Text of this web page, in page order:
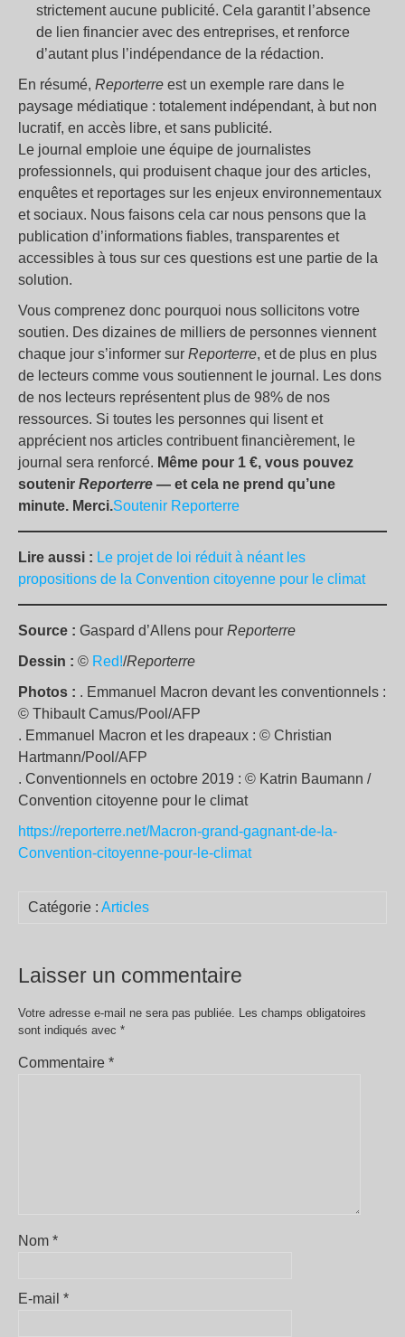
strictement aucune publicité. Cela garantit l’absence
de lien financier avec des entreprises, et renforce
d’autant plus l’indépendance de la rédaction.
En résumé, Reporterre est un exemple rare dans le
paysage médiatique : totalement indépendant, à but non
lucratif, en accès libre, et sans publicité.
Le journal emploie une équipe de journalistes
professionnels, qui produisent chaque jour des articles,
enquêtes et reportages sur les enjeux environnementaux
et sociaux. Nous faisons cela car nous pensons que la
publication d’informations fiables, transparentes et
accessibles à tous sur ces questions est une partie de la
solution.
Vous comprenez donc pourquoi nous sollicitons votre
soutien. Des dizaines de milliers de personnes viennent
chaque jour s’informer sur Reporterre, et de plus en plus
de lecteurs comme vous soutiennent le journal. Les dons
de nos lecteurs représentent plus de 98% de nos
ressources. Si toutes les personnes qui lisent et
apprécient nos articles contribuent financièrement, le
journal sera renforcé. Même pour 1 €, vous pouvez
soutenir Reporterre — et cela ne prend qu’une
minute. Merci.Soutenir Reporterre
Lire aussi : Le projet de loi réduit à néant les
propositions de la Convention citoyenne pour le climat
Source : Gaspard d’Allens pour Reporterre
Dessin : © Red!/Reporterre
Photos : . Emmanuel Macron devant les conventionnels :
© Thibault Camus/Pool/AFP
. Emmanuel Macron et les drapeaux : © Christian
Hartmann/Pool/AFP
. Conventionnels en octobre 2019 : © Katrin Baumann /
Convention citoyenne pour le climat
https://reporterre.net/Macron-grand-gagnant-de-la-
Convention-citoyenne-pour-le-climat
Catégorie : Articles
Laisser un commentaire
Votre adresse e-mail ne sera pas publiée. Les champs obligatoires
sont indiqués avec *
Commentaire *
Nom *
E-mail *